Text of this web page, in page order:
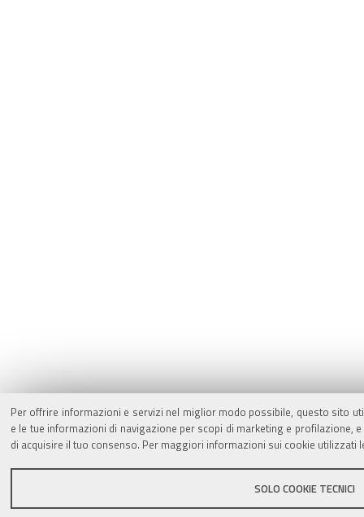
Per offrire informazioni e servizi nel miglior modo possibile, questo sito
e le tue informazioni di navigazione per scopi di marketing e
di acquisire il tuo consenso. Per maggiori informazioni sui cookie utilizzati
SOLO COOKIE TECNICI